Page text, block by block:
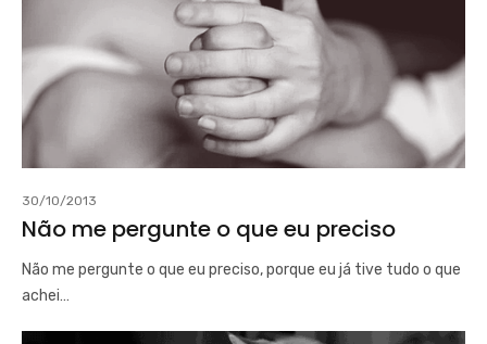
30/10/2013
Não me pergunte o que eu preciso
Não me pergunte o que eu preciso, porque eu já tive tudo o que
achei…